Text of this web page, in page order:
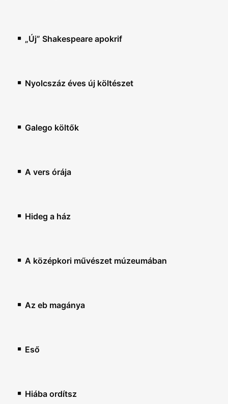
„Új” Shakespeare apokrif
Nyolcszáz éves új költészet
Galego költők
A vers órája
Hideg a ház
A középkori művészet múzeumában
Az eb magánya
Eső
Hiába ordítsz